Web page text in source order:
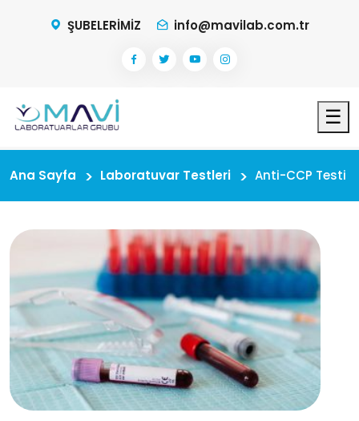
ŞUBELERİMİZ info@mavilab.com.tr
☰
Ana Sayfa Laboratuvar Testleri Anti-CCP Testi